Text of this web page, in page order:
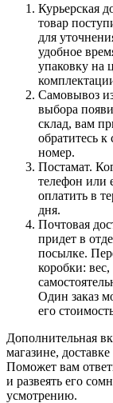
Курьерская
товар
для
удобное
упаковку на
Самовывоз
выбора
склад, вам
обратитесь к
номер.
Постамат.
телефон или
оплатить в
дня.
Почтовая
придет в
посылке.
коробки:
Один заказ
его
Дополнительная
магазине,
Поможет вам
и развеять его
усмотрению.